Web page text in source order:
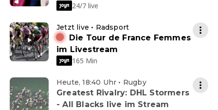
24/7 live
Jetzt live • Radsport
Die Tour de France Femmes
im Livestream
165 Min
Heute, 18:40 Uhr • Rugby
Greatest Rivalry: DHL Stormers
- All Blacks live im Stream